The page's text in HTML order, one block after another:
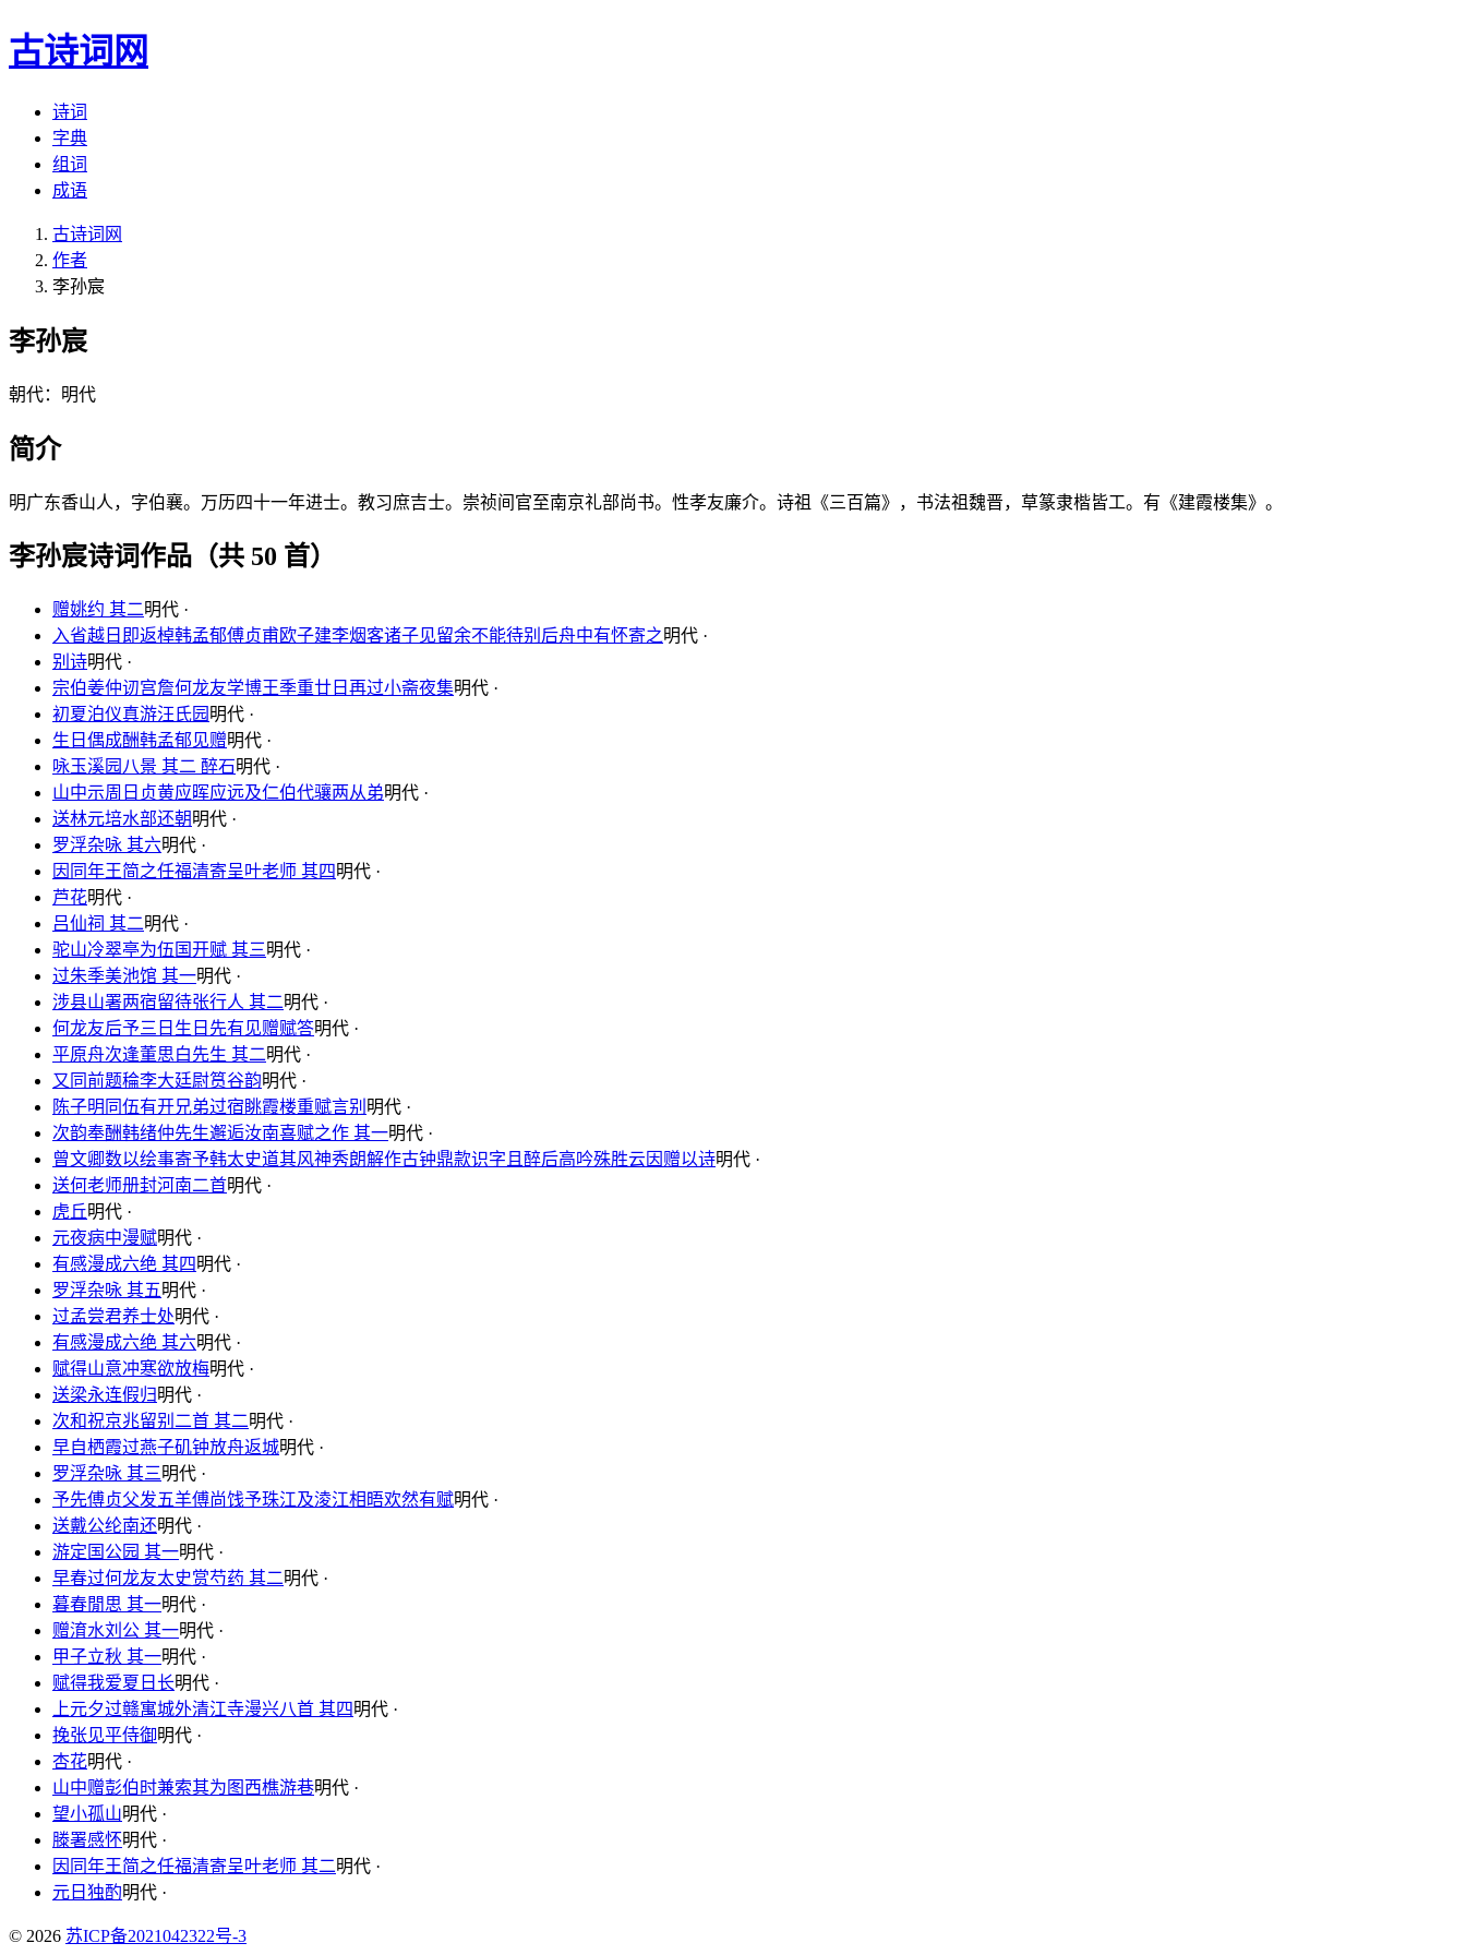
古诗词网
诗词
字典
组词
成语
古诗词网
作者
李孙宸
李孙宸
朝代：明代
简介
明广东香山人，字伯襄。万历四十一年进士。教习庶吉士。崇祯间官至南京礼部尚书。性孝友廉介。诗祖《三百篇》，书法祖魏晋，草篆隶楷皆工。有《建霞楼集》。
李孙宸诗词作品（共 50 首）
赠姚约 其二明代 ·
入省越日即返棹韩孟郁傅贞甫欧子建李烟客诸子见留余不能待别后舟中有怀寄之明代 ·
别诗明代 ·
宗伯姜仲讱宫詹何龙友学博王季重廿日再过小斋夜集明代 ·
初夏泊仪真游汪氏园 明代 ·
生日偶成酬韩孟郁见赠明代 ·
咏玉溪园八景 其二 醉石明代 ·
山中示周日贞黄应晖应远及仁伯代骧两从弟明代 ·
送林元培水部还朝明代 ·
罗浮杂咏 其六明代 ·
因同年王简之任福清寄呈叶老师 其四明代 ·
芦花明代 ·
吕仙祠 其二明代 ·
驼山冷翠亭为伍国开赋 其三明代 ·
过朱季美池馆 其一明代 ·
涉县山署两宿留待张行人 其二明代 ·
何龙友后予三日生日先有见赠赋答明代 ·
平原舟次逢董思白先生 其二明代 ·
又同前题稐李大廷尉筼谷韵明代 ·
陈子明同伍有开兄弟过宿眺霞楼重赋言别 明代 ·
次韵奉酬韩绪仲先生邂逅汝南喜赋之作 其一明代 ·
曾文卿数以绘事寄予韩太史道其风神秀朗解作古钟鼎款识字且醉后高吟殊胜云因赠以诗明代 ·
送何老师册封河南二首明代 ·
虎丘明代 ·
元夜病中漫赋明代 ·
有感漫成六绝 其四明代 ·
罗浮杂咏 其五明代 ·
过孟尝君养士处明代 ·
有感漫成六绝 其六明代 ·
赋得山意冲寒欲放梅明代 ·
送梁永连假归明代 ·
次和祝京兆留别二首 其二明代 ·
早自栖霞过燕子矶钟放舟返城明代 ·
罗浮杂咏 其三明代 ·
予先傅贞父发五羊傅尚饯予珠江及淩江相晤欢然有赋明代 ·
送戴公纶南还明代 ·
游定国公园 其一明代 ·
早春过何龙友太史赏芍药 其二明代 ·
暮春閒思 其一明代 ·
赠淯水刘公 其一明代 ·
甲子立秋 其一明代 ·
赋得我爱夏日长明代 ·
上元夕过赣寓城外清江寺漫兴八首 其四明代 ·
挽张见平侍御明代 ·
杏花明代 ·
山中赠彭伯时兼索其为图西樵游巷明代 ·
望小孤山明代 ·
滕署感怀明代 ·
因同年王简之任福清寄呈叶老师 其二明代 ·
元日独酌明代 ·
© 2026 苏ICP备2021042322号-3